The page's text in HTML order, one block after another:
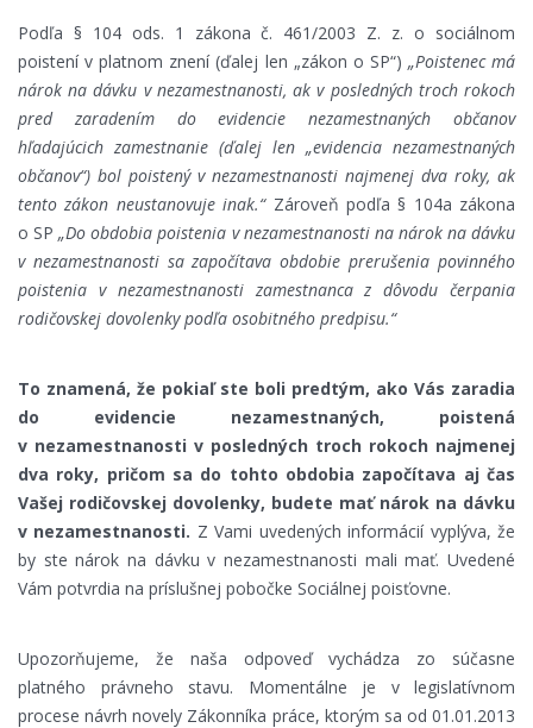
Podľa § 104 ods. 1 zákona č. 461/2003 Z. z. o sociálnom
poistení v platnom znení (ďalej len „zákon o SP“) „Poistenec má
nárok na dávku v nezamestnanosti, ak v posledných troch rokoch
pred zaradením do evidencie nezamestnaných občanov
hľadajúcich zamestnanie (ďalej len „evidencia nezamestnaných
občanov“) bol poistený v nezamestnanosti najmenej dva roky, ak
tento zákon neustanovuje inak.“ Zároveň podľa § 104a zákona
o SP „Do obdobia poistenia v nezamestnanosti na nárok na dávku
v nezamestnanosti sa započítava obdobie prerušenia povinného
poistenia v nezamestnanosti zamestnanca z dôvodu čerpania
rodičovskej dovolenky podľa osobitného predpisu.“
To znamená, že pokiaľ ste boli predtým, ako Vás zaradia
do evidencie nezamestnaných, poistená
v nezamestnanosti v posledných troch rokoch najmenej
dva roky, pričom sa do tohto obdobia započítava aj čas
Vašej rodičovskej dovolenky, budete mať nárok na dávku
v nezamestnanosti. Z Vami uvedených informácií vyplýva, že
by ste nárok na dávku v nezamestnanosti mali mať. Uvedené
Vám potvrdia na príslušnej pobočke Sociálnej poisťovne.
Upozorňujeme, že naša odpoveď vychádza zo súčasne
platného právneho stavu. Momentálne je v legislatívnom
procese návrh novely Zákonníka práce, ktorým sa od 01.01.2013